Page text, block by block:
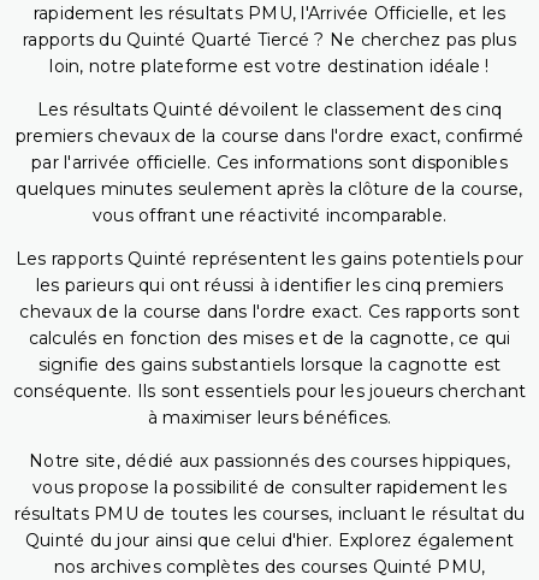
rapidement les résultats PMU, l'Arrivée Officielle, et les
rapports du Quinté Quarté Tiercé ? Ne cherchez pas plus
loin, notre plateforme est votre destination idéale !
Les résultats Quinté dévoilent le classement des cinq
premiers chevaux de la course dans l'ordre exact, confirmé
par l'arrivée officielle. Ces informations sont disponibles
quelques minutes seulement après la clôture de la course,
vous offrant une réactivité incomparable.
Les rapports Quinté représentent les gains potentiels pour
les parieurs qui ont réussi à identifier les cinq premiers
chevaux de la course dans l'ordre exact. Ces rapports sont
calculés en fonction des mises et de la cagnotte, ce qui
signifie des gains substantiels lorsque la cagnotte est
conséquente. Ils sont essentiels pour les joueurs cherchant
à maximiser leurs bénéfices.
Notre site, dédié aux passionnés des courses hippiques,
vous propose la possibilité de consulter rapidement les
résultats PMU de toutes les courses, incluant le résultat du
Quinté du jour ainsi que celui d'hier. Explorez également
nos archives complètes des courses Quinté PMU,